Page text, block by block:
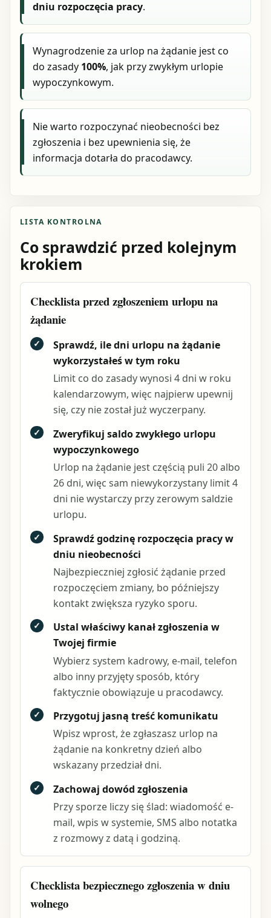
dniu rozpoczęcia pracy.
Wynagrodzenie za urlop na żądanie jest co
do zasady 100%, jak przy zwykłym urlopie
wypoczynkowym.
Nie warto rozpoczynać nieobecności bez
zgłoszenia i bez upewnienia się, że
informacja dotarła do pracodawcy.
LISTA KONTROLNA
Co sprawdzić przed kolejnym
krokiem
Checklista przed zgłoszeniem urlopu na
żądanie
✓
Sprawdź, ile dni urlopu na żądanie
wykorzystałeś w tym roku
Limit co do zasady wynosi 4 dni w roku
kalendarzowym, więc najpierw upewnij
się, czy nie został już wyczerpany.
✓
Zweryfikuj saldo zwykłego urlopu
wypoczynkowego
Urlop na żądanie jest częścią puli 20 albo
26 dni, więc sam niewykorzystany limit 4
dni nie wystarczy przy zerowym saldzie
urlopu.
✓
Sprawdź godzinę rozpoczęcia pracy w
dniu nieobecności
Najbezpieczniej zgłosić żądanie przed
rozpoczęciem zmiany, bo późniejszy
kontakt zwiększa ryzyko sporu.
✓
Ustal właściwy kanał zgłoszenia w
Twojej firmie
Wybierz system kadrowy, e-mail, telefon
albo inny przyjęty sposób, który
faktycznie obowiązuje u pracodawcy.
✓
Przygotuj jasną treść komunikatu
Wpisz wprost, że zgłaszasz urlop na
żądanie na konkretny dzień albo
wskazany przedział dni.
✓
Zachowaj dowód zgłoszenia
Przy sporze liczy się ślad: wiadomość e-
mail, wpis w systemie, SMS albo notatka
z rozmowy z datą i godziną.
Checklista bezpiecznego zgłoszenia w dniu
wolnego